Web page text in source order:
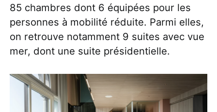
85 chambres dont 6 équipées pour les
personnes à mobilité réduite. Parmi elles,
on retrouve notamment 9 suites avec vue
mer, dont une suite présidentielle.